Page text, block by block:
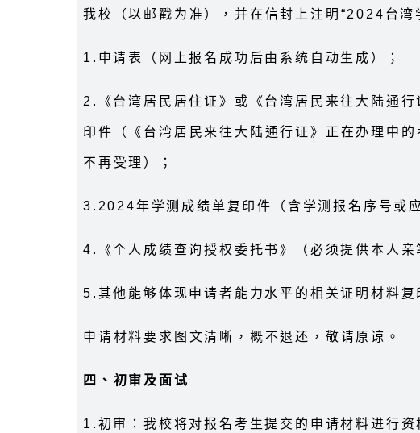
我校（以邮戳为准），并在信封上注明“2024台湾
1.申请表（网上报名成功后由系统自动生成）；
2.《台湾居民居住证》或《台湾居民来往大陆通
印件（《台湾居民来往大陆通行证》正在办理中
不再受理）；
3.2024年学测成绩单复印件（含学测报名序号或
4.《个人成绩查询授权委托书》（必须提供本人亲
5.其他能够体现申请者能力水平的相关证明材料复
申请材料要求图文清晰，概不退还，敬请原谅。
四、初审及面试
1.初审：我校将对报名考生提交的申请材料进行